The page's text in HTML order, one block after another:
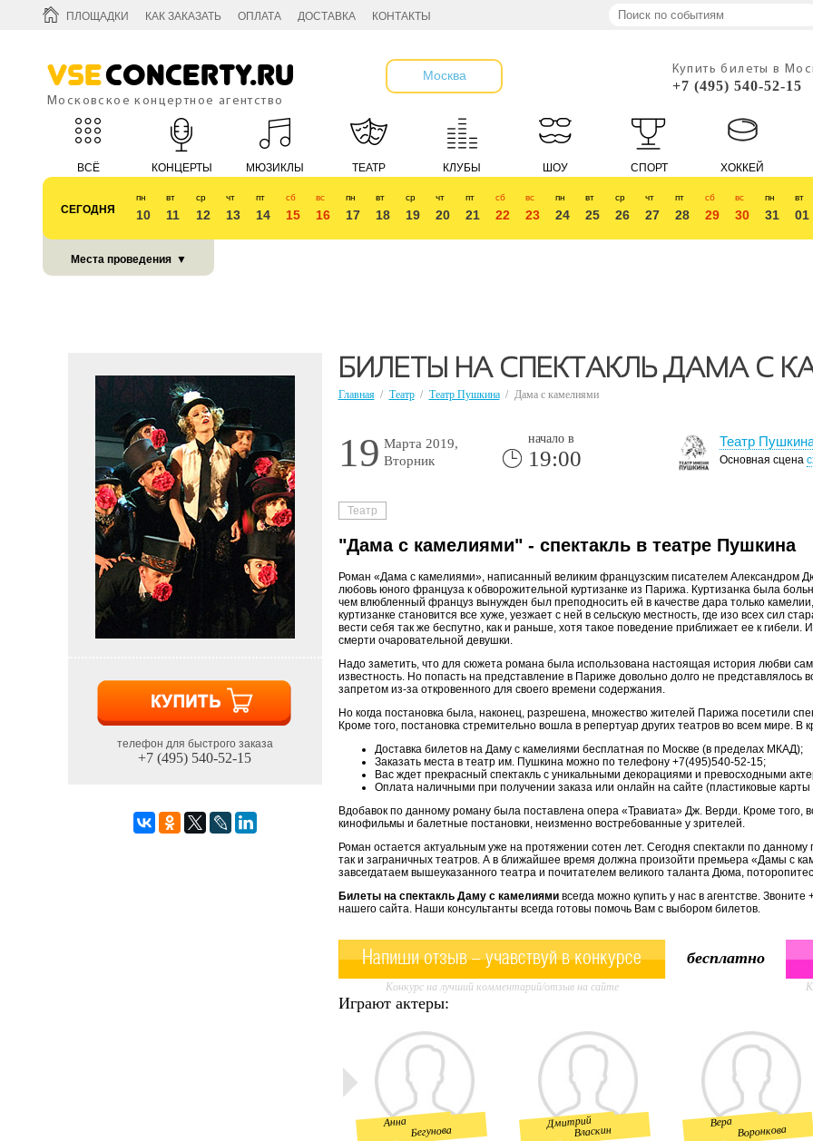
ПЛОЩАДКИ КАК ЗАКАЗАТЬ ОПЛАТА ДОСТАВКА КОНТАКТЫ
VseConcerty.ru
Московское концертное агентство
Москва Купить билеты в
+7 (495) 540-52-15
ВСЁ КОНЦЕРТЫ МЮЗИКЛЫ ТЕАТР КЛУБЫ ШОУ СПОРТ ХОККЕЙ
СЕГОДНЯ
пн
10
вт
11
ср
12
чт
13
пт
14
сб
15
вс
16
пн
17
вт
18
ср
19
чт
20
пт
21
сб
22
вс
23
пн
24
вт
25
ср
26
чт
27
пт
28
сб
29
вс
30
пн
31
вт
01
Места проведения ▼
телефон для быстрого заказа
+7 (495) 540-52-15
БИЛЕТЫ НА СПЕКТАКЛЬ ДАМА С
Главная / Театр / Театр Пушкина / Дама с камелиями
19 Марта 2019,
Вторник
начало в
19:00
Театр
Основная сцена
Театр
"Дама с камелиями" - спектакль в театре Пушкина
Роман «Дама с камелиями», написанный великим французским писателем Александром
любовь юного француза к обворожительной куртизанке из Парижа. Куртизанка была
чем влюбленный француз вынужден был преподносить ей в качестве дара только
куртизанке становится все хуже, уезжает с ней в сельскую местность, где изо всех сил
вести себя так же беспутно, как и раньше, хотя такое поведение приближает ее к
смерти очаровательной девушки.
Надо заметить, что для сюжета романа была использована настоящая история любви
известность. Но попасть на представление в Париже довольно долго не
запретом из-за откровенного для своего времени содержания.
Но когда постановка была, наконец, разрешена, множество жителей Парижа посетили
Кроме того, постановка стремительно вошла в репертуар других театров во всем мире. В
Доставка билетов на Даму с камелиями бесплатная по Москве (в пределах МКАД);
Заказать места в театр им. Пушкина можно по телефону +7(495)540-52-15;
Вас ждет прекрасный спектакль с уникальными декорациями и превосходными
Оплата наличными при получении заказа или онлайн на сайте (пластиковые карты
Вдобавок по данному роману была поставлена опера «Травиата» Дж. Верди. Кроме того,
кинофильмы и балетные постановки, неизменно востребованные у зрителей.
Роман остается актуальным уже на протяжении сотен лет. Сегодня спектакли по
так и заграничных театров. А в ближайшее время должна произойти премьера «Дамы с
завсегдатаем вышеуказанного театра и почитателем великого таланта Дюма,
Билеты на спектакль Даму с камелиямивсегда можно купить у нас в агентстве.
нашего сайта. Наши консультанты всегда готовы помочь Вам с выбором билетов.
Напиши отзыв - учавствуй в конкурсе
Конкурс на лучший комментарий/отзыв на сайте
бесплатно
Играют актеры:
Анна
Бегунова
Дмитрий
Власкин
Вера
Воронкова